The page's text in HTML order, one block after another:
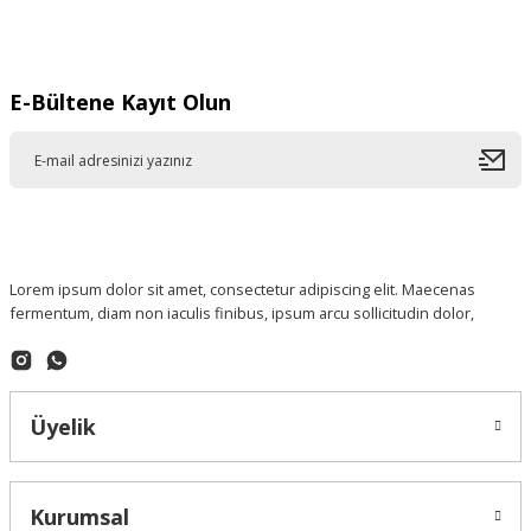
E-Bültene Kayıt Olun
Lorem ipsum dolor sit amet, consectetur adipiscing elit. Maecenas
fermentum, diam non iaculis finibus, ipsum arcu sollicitudin dolor,
Üyelik
Kurumsal